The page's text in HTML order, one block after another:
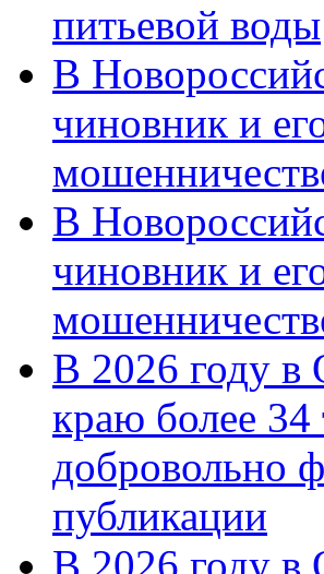
питьевой воды
В
чиновник и
В
чиновник и
В 2026 году в
краю более 34
добровольно
публикации
В 2026 году в